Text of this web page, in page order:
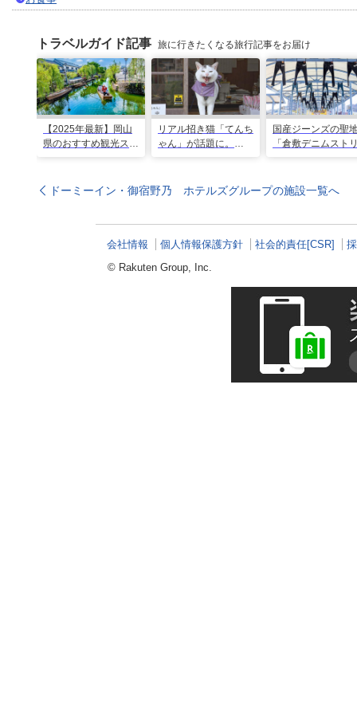
トラベルガイド記事 旅に行きたくなる旅行記事をお届け
【2025年最新】岡山
県のおすすめ観光スポ
まで
リアル招き猫「てんち
ゃん」が話題に。
の由緒ある木山神社を
国産ジーンズの聖
「倉敷デニムスト
一着を探す旅
ドーミーイン・御宿野乃 ホテルズグループの施設一覧へ
会社情報 個人情報保護方針 社会的責任[CSR]
© Rakuten Group, Inc.